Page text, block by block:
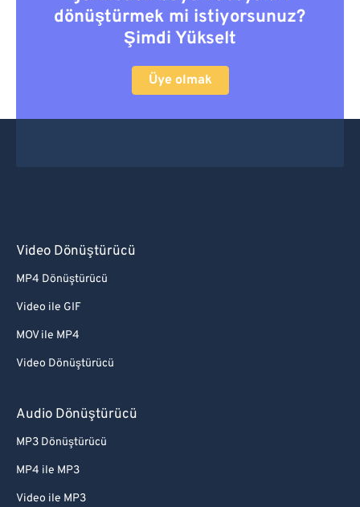
dönüştürmek mi istiyorsunuz?
Şimdi Yükselt
Üye olmak
Video Dönüştürücü
MP4 Dönüştürücü
Video ile GIF
MOV ile MP4
Video Dönüştürücü
Audio Dönüştürücü
MP3 Dönüştürücü
MP4 ile MP3
Video ile MP3